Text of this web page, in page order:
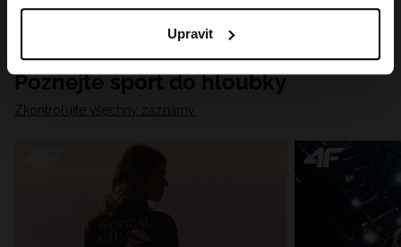
Upravit
Poznejte sport do hloubky
Zkontrolujte všechny záznamy